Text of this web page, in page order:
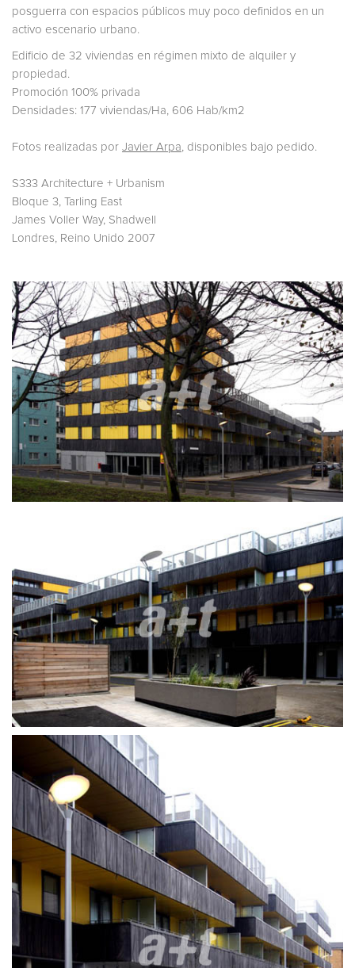
posguerra con espacios públicos muy poco definidos en un
activo escenario urbano.
Edificio de 32 viviendas en régimen mixto de alquiler y
propiedad.
Promoción 100% privada
Densidades: 177 viviendas/Ha, 606 Hab/km2
Fotos realizadas por Javier Arpa , disponibles bajo pedido.
S333 Architecture + Urbanism
Bloque 3, Tarling East
James Voller Way, Shadwell
Londres, Reino Unido 2007